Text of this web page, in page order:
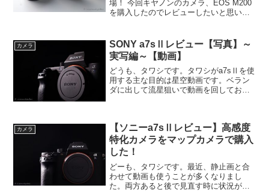
場！ 今回キヤノンのカメラ、EOS M200
を購入したのでレビューしたいと思いま
ルレンズキット購入まで前々から...
カメラ
SONY a7sⅡレビュー【写真】～
実写編～【動画】
どうも、タワシです。タワシがa7sⅡを使
用する主な目的は星空動画です。ベラン
ダに出して流星狙いで動画を回しておく
JPEG撮って出し、...
カメラ
【ソニーa7sⅡレビュー】高感度
特化カメラをマップカメラで購入
した！
どーも、タワシです。最近、静止画と合
わせて動画も使うことが多くなりまし
た。両方あると後で見直す時に状況がよ